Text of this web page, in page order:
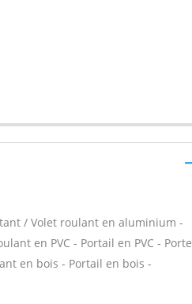
/ Volet roulant en aluminium -
en PVC - Portail en PVC - Porte
en bois - Portail en bois -